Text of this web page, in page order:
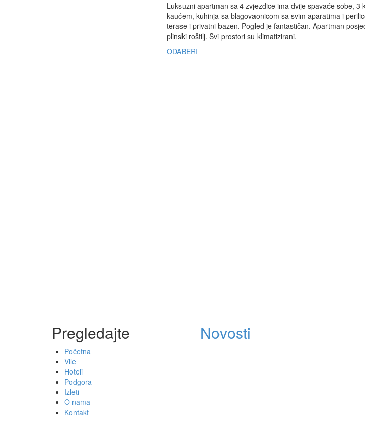
Luksuzni apartman sa 4 zvjezdice ima dvije spavaće sobe, 3
kaućem, kuhinja sa blagovaonicom sa svim aparatima i
terase i privatni bazen. Pogled je fantastičan. Apartman
plinski roštilj. Svi prostori su klimatizirani.
ODABERI
Pregledajte
Početna
Vile
Hoteli
Podgora
Izleti
O nama
Kontakt
Novosti